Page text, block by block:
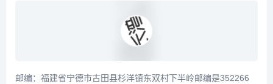
邮编：福建省宁德市古田县杉洋镇东双村下半岭邮编是352266